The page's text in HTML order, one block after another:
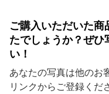
ご購入いただいた
たでしょうか？ぜひ
い！
あなたの写真は他のお
リンクからご登録くだ